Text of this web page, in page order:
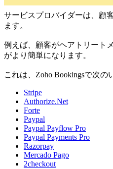
サービスプロバイダーは、顧
ます。
例えば、顧客がヘアトリート
がより簡単になります。
これは、Zoho Bookingsで次
Stripe
Authorize.Net
Forte
Paypal
Paypal Payflow Pro
Paypal Payments Pro
Razorpay
Mercado Pago
2checkout